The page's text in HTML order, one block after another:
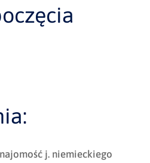
j. niemieckiego